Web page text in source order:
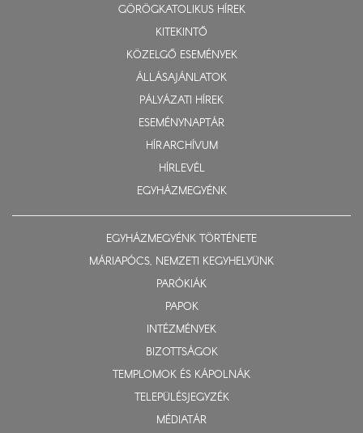
GÖRÖGKATOLIKUS HÍREK
KITEKINTŐ
KÖZELGŐ ESEMÉNYEK
ÁLLÁSAJÁNLATOK
PÁLYÁZATI HÍREK
ESEMÉNYNAPTÁR
HÍRARCHÍVUM
HÍRLEVÉL
EGYHÁZMEGYÉNK
EGYHÁZMEGYÉNK TÖRTÉNETE
MÁRIAPÓCS, NEMZETI KEGYHELYÜNK
PARÓKIÁK
PAPOK
INTÉZMÉNYEK
BIZOTTSÁGOK
TEMPLOMOK ÉS KÁPOLNÁK
TELEPÜLÉSJEGYZÉK
MÉDIATÁR